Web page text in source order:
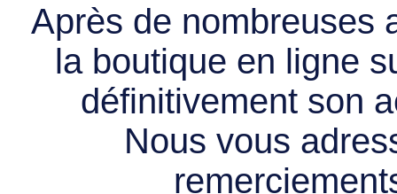
Après de nombreuses
la boutique en ligne
définitivement son
Nous vous